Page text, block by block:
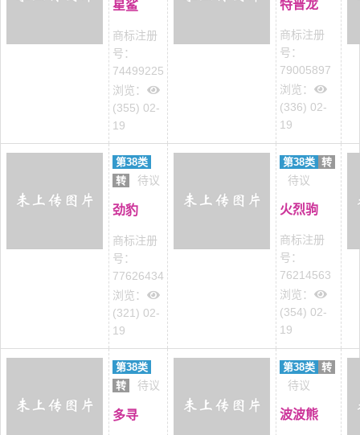
星鲨
商标注册
号：
74499225
浏览：
(355) 02-
19
特普龙
商标注册
号：
79005897
浏览：
(336) 02-
19
第38类
转
待议
劲豹
商标注册
号：
77626434
浏览：
(321) 02-
19
第38类 转
待议
火烈驹
商标注册
号：
76214563
浏览：
(354) 02-
19
第38类
转
待议
多寻
第38类 转
待议
波波熊